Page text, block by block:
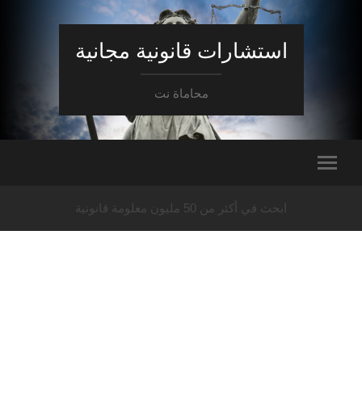
استشارات قانونية مجانية
محاماة نت
ابحث في أكثر من 50 مليون معلومة قانونية